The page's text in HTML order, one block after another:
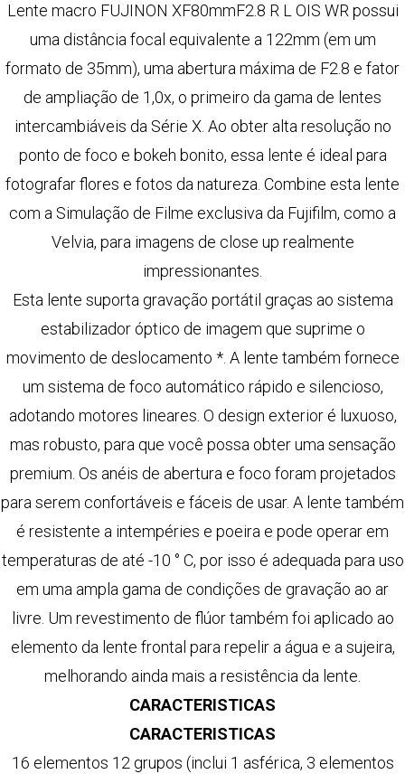
Lente macro FUJINON XF80mmF2.8 R L OIS WR possui
uma distância focal equivalente a 122mm (em um
formato de 35mm), uma abertura máxima de F2.8 e fator
de ampliação de 1,0x, o primeiro da gama de lentes
intercambiáveis ​​da Série X. Ao obter alta resolução no
ponto de foco e bokeh bonito, essa lente é ideal para
fotografar flores e fotos da natureza. Combine esta lente
com a Simulação de Filme exclusiva da Fujifilm, como a
Velvia, para imagens de close up realmente
impressionantes.
Esta lente suporta gravação portátil graças ao sistema
estabilizador óptico de imagem que suprime o
movimento de deslocamento *. A lente também fornece
um sistema de foco automático rápido e silencioso,
adotando motores lineares. O design exterior é luxuoso,
mas robusto, para que você possa obter uma sensação
premium. Os anéis de abertura e foco foram projetados
para serem confortáveis ​​e fáceis de usar. A lente também
é resistente a intempéries e poeira e pode operar em
temperaturas de até -10 ° C, por isso é adequada para uso
em uma ampla gama de condições de gravação ao ar
livre. Um revestimento de flúor também foi aplicado ao
elemento da lente frontal para repelir a água e a sujeira,
melhorando ainda mais a resistência da lente.
CARACTERISTICAS
CARACTERISTICAS
16 elementos 12 grupos (inclui 1 asférica, 3 elementos